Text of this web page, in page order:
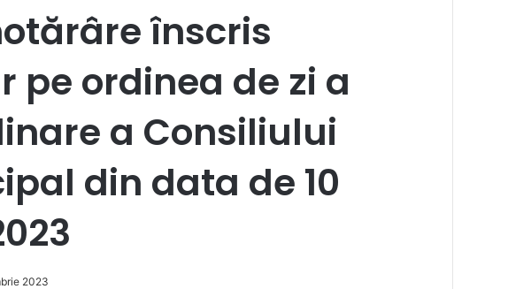
înscris
pe ordinea de zi a
a Consiliului
din data de 10
2023